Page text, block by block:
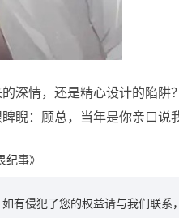
深情，还是精心设计的陷阱
睨：顾总，当年是你亲口说
纪事》
有侵犯了您的权益请与我们联系